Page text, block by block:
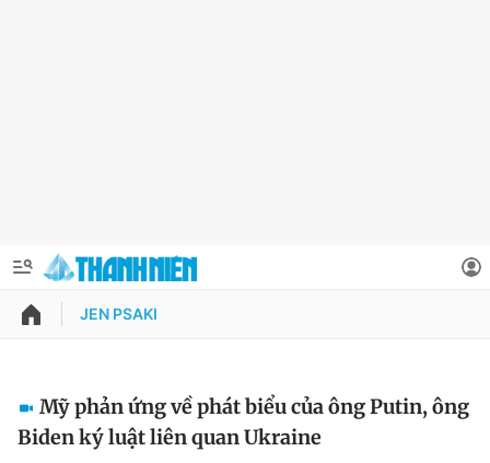
QUẢNG CÁO
Thông tin tài khoản
Đổi mật khẩu
JEN PSAKI
Mỹ phản ứng về phát biểu của ông Putin, ông
Biden ký luật liên quan Ukraine